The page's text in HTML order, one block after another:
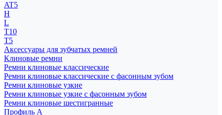
AT5
H
L
T10
T5
Аксессуары для зубчатых ремней
Клиновые ремни
Ремни клиновые классические
Ремни клиновые классические с фасонным зубом
Ремни клиновые узкие
Ремни клиновые узкие с фасонным зубом
Ремни клиновые шестигранные
Профиль A